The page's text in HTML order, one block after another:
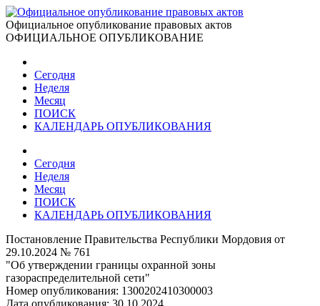
Официальное опубликование правовых актов
ОФИЦИАЛЬНОЕ ОПУБЛИКОВАНИЕ
Сегодня
Неделя
Месяц
ПОИСК
КАЛЕНДАРЬ ОПУБЛИКОВАНИЯ
Сегодня
Неделя
Месяц
ПОИСК
КАЛЕНДАРЬ ОПУБЛИКОВАНИЯ
Постановление Правительства Республики Мордовия от
29.10.2024 № 761
"Об утверждении границы охранной зоны
газораспределительной сети"
Номер опубликования: 1300202410300003
Дата опубликования: 30.10.2024